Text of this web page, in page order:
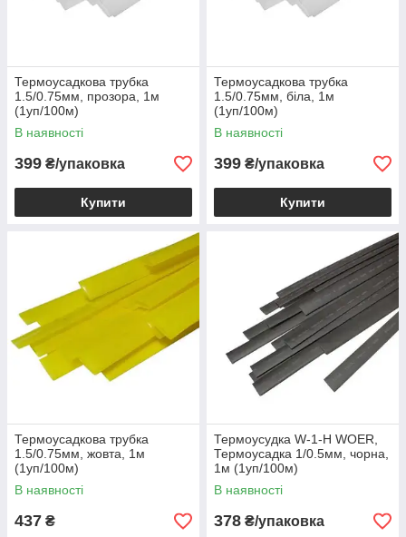
Термоусадкова трубка
1.5/0.75мм, прозора, 1м
(1уп/100м)
В наявності
399 ₴/упаковка
Купити
Термоусадкова трубка
1.5/0.75мм, біла, 1м
(1уп/100м)
В наявності
399 ₴/упаковка
Купити
Термоусадкова трубка
1.5/0.75мм, жовта, 1м
(1уп/100м)
В наявності
437 ₴
Термоусудка W-1-H WOER,
Термоусадка 1/0.5мм, чорна,
1м (1уп/100м)
В наявності
378 ₴/упаковка